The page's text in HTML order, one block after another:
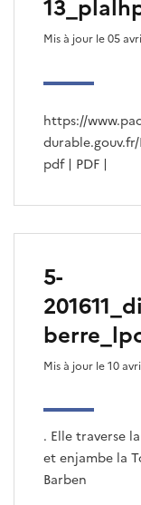
Mis à jour le 05
https://
pdf | PDF |
5-
. Elle traverse
et enjambe la
Barben
Mis à jour le 10